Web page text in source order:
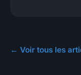
← Voir tous les